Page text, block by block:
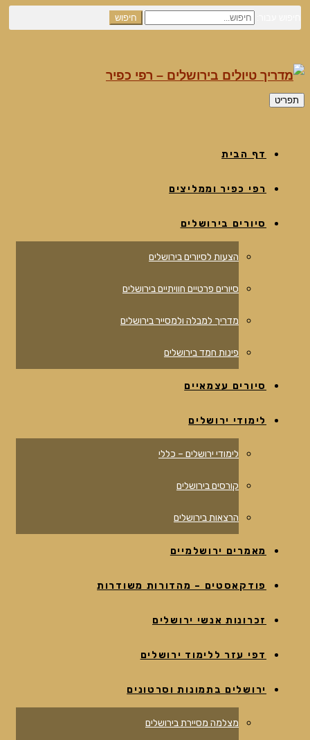
חיפוש
תפריט
דף הבית
רפי כפיר וממליצים
סיורים בירושלים
הצעות לסיורים בירושלים
סיורים פרטיים חוויתיים בירושלים
מדריך למבלה ולמסייר בירושלים
פינות חמד בירושלים
סיורים עצמאיים
לימודי ירושלים
לימודי ירושלים – כללי
קורסים בירושלים
הרצאות בירושלים
מאמרים ירושלמיים
פודקאסטים – מהדורות משודרות
זכרונות אנשי ירושלים
דפי עזר ללימוד ירושלים
ירושלים בתמונות וסרטונים
מצלמה מסיירת בירושלים